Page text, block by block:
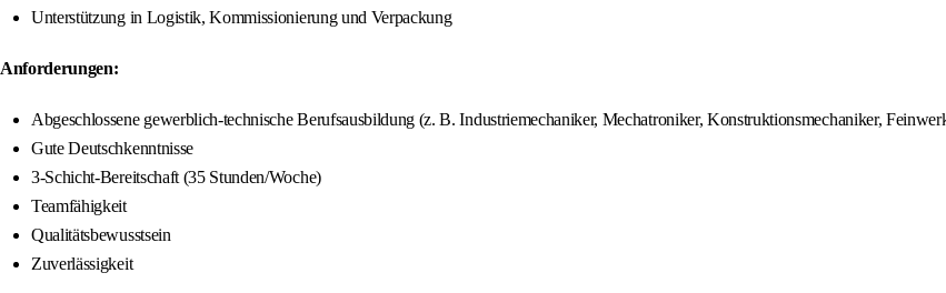
Unterstützung in Logistik, Kommissionierung und Verpackung
Anforderungen:
Abgeschlossene gewerblich-technische Berufsausbildung (z. B. Industriemechaniker, Mechatroniker, Konstruktionsmechaniker,
Gute Deutschkenntnisse
3-Schicht-Bereitschaft (35 Stunden/Woche)
Teamfähigkeit
Qualitätsbewusstsein
Zuverlässigkeit